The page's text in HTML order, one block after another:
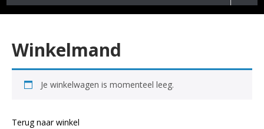
Winkelmand
Je winkelwagen is momenteel leeg.
Terug naar winkel